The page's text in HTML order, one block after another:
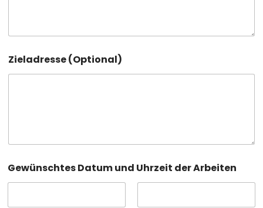
Zieladresse (Optional)
Gewünschtes Datum und Uhrzeit der Arbeiten